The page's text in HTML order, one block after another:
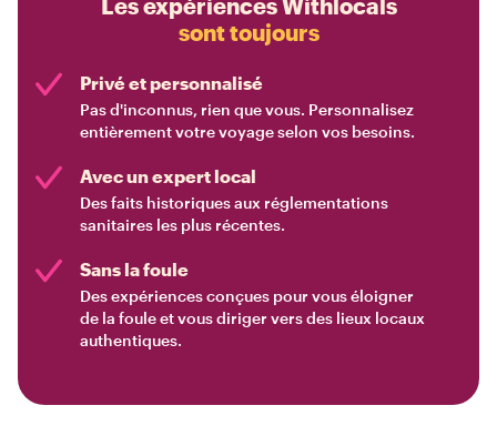
Les expériences Withlocals
sont toujours
Privé et personnalisé
Pas d'inconnus, rien que vous. Personnalisez
entièrement votre voyage selon vos besoins.
Avec un expert local
Des faits historiques aux réglementations
sanitaires les plus récentes.
Sans la foule
Des expériences conçues pour vous éloigner
de la foule et vous diriger vers des lieux locaux
authentiques.